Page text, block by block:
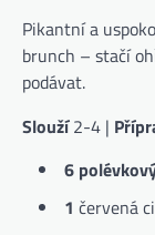
Pikantní a
brunch – stačí
podávat.
Slouží2-4 |
6
1 červená